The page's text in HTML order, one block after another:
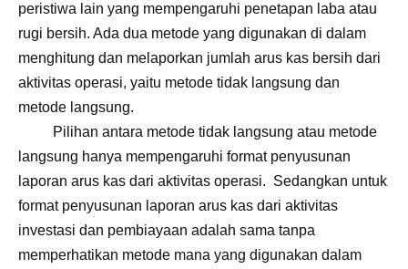
peristiwa lain yang mempengaruhi penetapan laba atau
rugi bersih. Ada dua metode yang digunakan di dalam
menghitung dan melaporkan jumlah arus kas bersih dari
aktivitas operasi, yaitu metode tidak langsung dan
metode langsung.
Pilihan antara metode tidak langsung atau metode
langsung hanya mempengaruhi format penyusunan
laporan arus kas dari aktivitas operasi. Sedangkan untuk
format penyusunan laporan arus kas dari aktivitas
investasi dan pembiayaan adalah sama tanpa
memperhatikan metode mana yang digunakan dalam